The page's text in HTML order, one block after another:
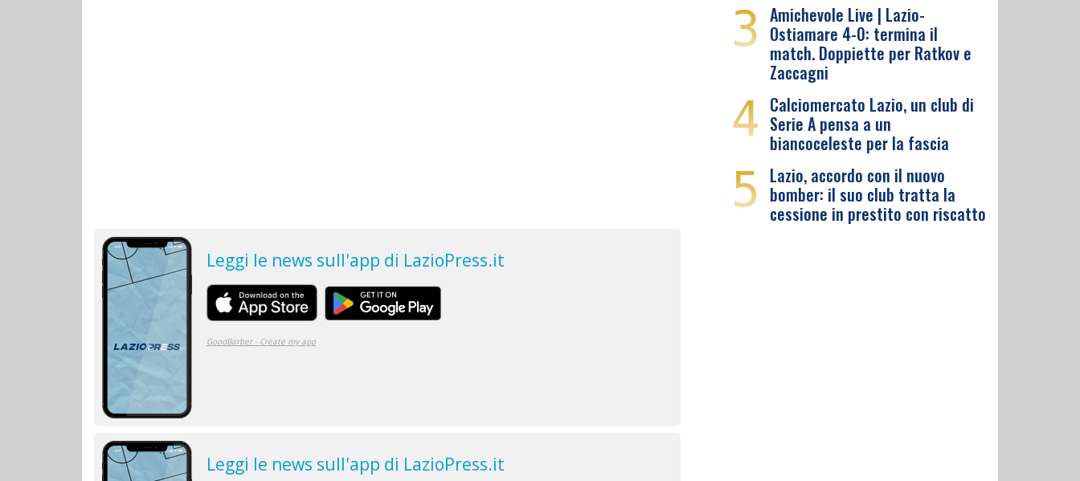
3 Amichevole Live | Lazio-
Ostiamare 4-0: termina il
match. Doppiette per Ratkov e
Zaccagni
4 Calciomercato Lazio, un club di
Serie A pensa a un
biancoceleste per la fascia
5 Lazio, accordo con il nuovo
bomber: il suo club tratta la
cessione in prestito con riscatto